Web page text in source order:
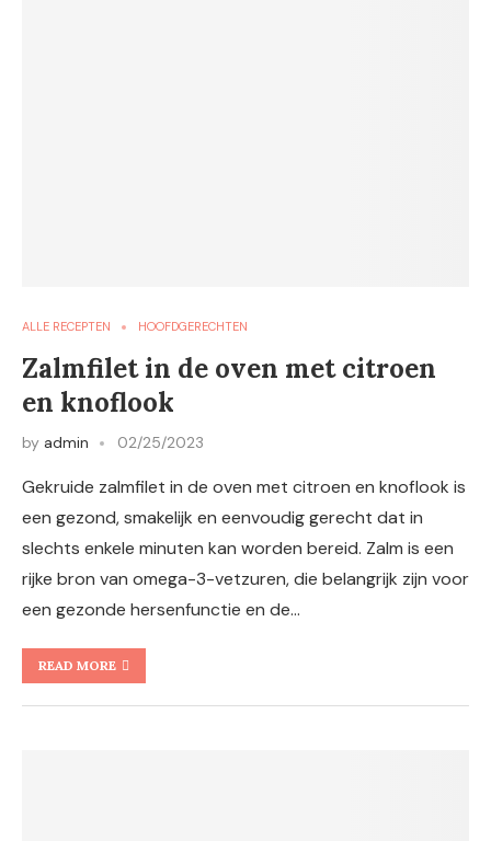
ALLE RECEPTEN HOOFDGERECHTEN
Zalmfilet in de oven met citroen
en knoflook
by admin 02/25/2023
Gekruide zalmfilet in de oven met citroen en knoflook is
een gezond, smakelijk en eenvoudig gerecht dat in
slechts enkele minuten kan worden bereid. Zalm is een
rijke bron van omega-3-vetzuren, die belangrijk zijn voor
een gezonde hersenfunctie en de…
READ MORE